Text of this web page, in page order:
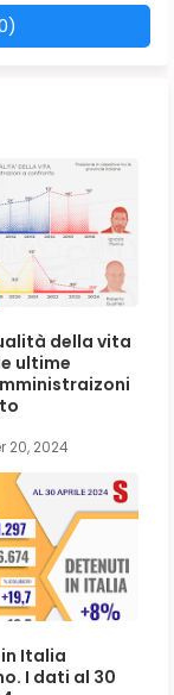
della vita
ultime
20, 2024
Italia
I dati al 30